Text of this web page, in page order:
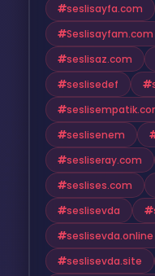
seslisayfa.com
Seslisayfam.com
seslisaz.com
seslisedef
seslisenem
sesliseray.com
seslises.com
seslisevda
seslisevda.online
seslisevda.site